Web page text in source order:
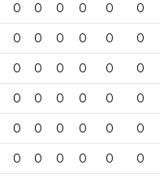
0 0 0 0 0 0
0 0 0 0 0 0
0 0 0 0 0 0
0 0 0 0 0 0
0 0 0 0 0 0
0 0 0 0 0 0